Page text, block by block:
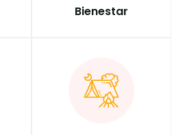
Bienestar